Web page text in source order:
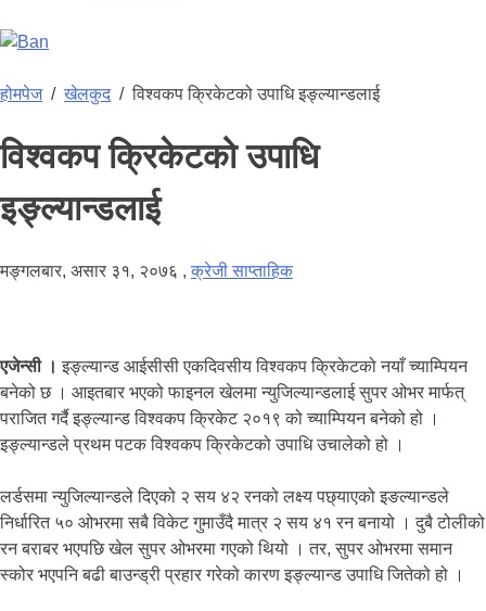
होमपेज/खेलकुद/विश्वकप क्रिकेटको उपाधि इङ्ल्यान्डलाई
विश्वकप क्रिकेटको उपाधि
इङ्ल्यान्डलाई
मङ्गलबार, असार ३१, २०७६ ,क्रेजी साप्ताहिक
एजेन्सी । इङ्ल्यान्ड आईसीसी एकदिवसीय विश्वकप क्रिकेटको नयाँ च्याम्पियन
बनेको छ । आइतबार भएको फाइनल खेलमा न्युजिल्यान्डलाई सुपर ओभर मार्फत्
पराजित गर्दै इङ्ल्यान्ड विश्वकप क्रिकेट २०१९ को च्याम्पियन बनेको हो ।
इङ्ल्यान्डले प्रथम पटक विश्वकप क्रिकेटको उपाधि उचालेको हो ।
लर्डसमा न्युजिल्यान्डले दिएको २ सय ४२ रनको लक्ष्य पछ्याएको इङल्यान्डले
निर्धारित ५० ओभरमा सबै विकेट गुमाउँदै मात्र २ सय ४१ रन बनायो । दुबै टोलीको
रन बराबर भएपछि खेल सुपर ओभरमा गएको थियो । तर, सुपर ओभरमा समान
स्कोर भएपनि बढी बाउन्ड्री प्रहार गरेको कारण इङ्ल्यान्ड उपाधि जितेको हो ।